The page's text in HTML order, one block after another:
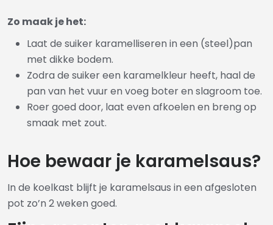
Zo maak je het:
Laat de suiker karamelliseren in een (steel)pan
met dikke bodem.
Zodra de suiker een karamelkleur heeft, haal de
pan van het vuur en voeg boter en slagroom toe.
Roer goed door, laat even afkoelen en breng op
smaak met zout.
Hoe bewaar je karamelsaus?
In de koelkast blijft je karamelsaus in een afgesloten
pot zo’n 2 weken goed.